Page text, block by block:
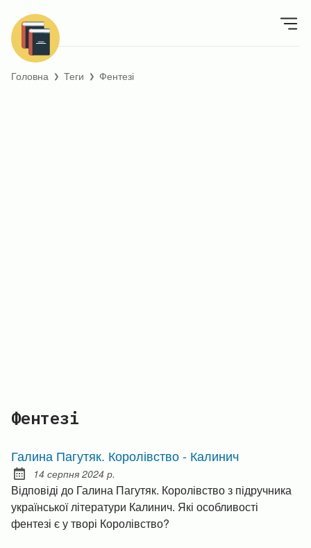
Головна ❯ Теги ❯ Фентезі
Фентезі
Галина Пагутяк. Королівство - Калинич
Posted on:
14 серпня 2024 р.
Відповіді до Галина Пагутяк. Королівство з підручника
української літератури Калинич. Які особливості
фентезі є у творі Королівство?